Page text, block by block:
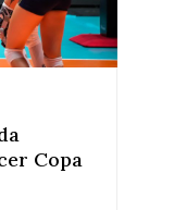
Copa